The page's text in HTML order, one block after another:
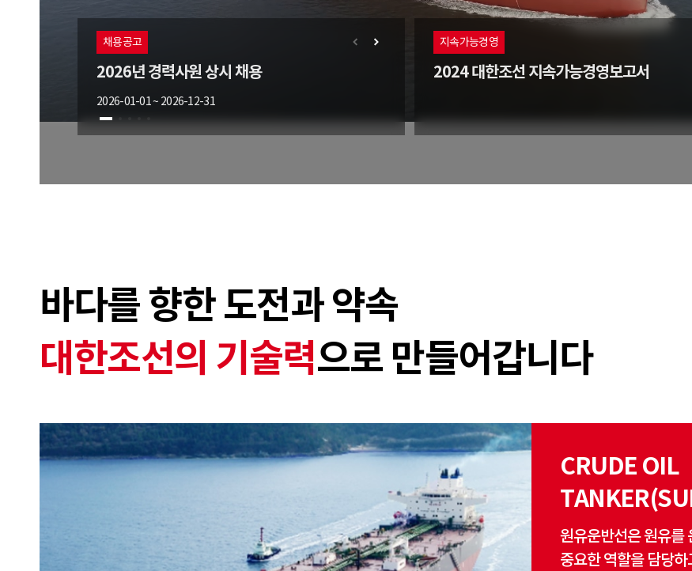
채용공고
2026년 경력사원 상시 채용
2026-01-01 ~ 2026-12-31
채용공고
2025년 경력사원 상시 채용
지속가능경영
2024 대한조선 지속가능경영보고서
바다를 향한 도전과 약속
대한조선의 기술력으로 만들어갑니다
CRUDE OIL
원유운반선은 원유를
중요한 역할을 담당